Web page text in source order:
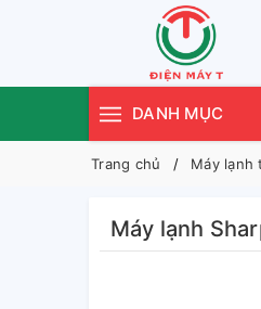
DANH MỤC
Trang chủ Máy lạnh
Máy lạnh